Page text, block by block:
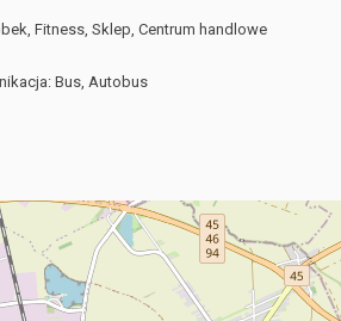
Fitness, Sklep, Centrum handlowe
Bus, Autobus